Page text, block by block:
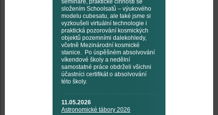
semináře, praktické činnosti se
složením Schoolsatů – výukového
modelu cubesatu, ale také jsme si
vyzkoušeli virtuální technologie i
praktická pozorování kosmických
objektů pozemními dalekohledy,
včetně Mezinárodní kosmické
stanice. Po úspěšném absolvování
víkendové školy a nedělní
samostatné práce obdrželi všichni
účastníci certifikát o absolvování
této školy.
11.05.2026
Astronomické tábory 2026